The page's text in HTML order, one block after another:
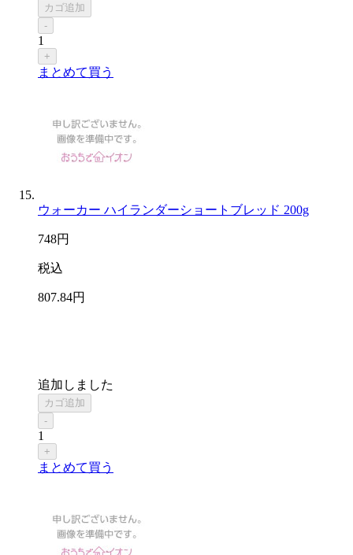
カゴ追加
-
1
+
まとめて買う
ウォーカー ハイランダーショートブレッド 200g
748円
税込
807.84円
追加しました
カゴ追加
-
1
+
まとめて買う